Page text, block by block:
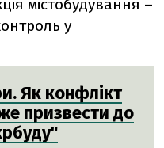
містобудування –
у
Як конфлікт
призвести до